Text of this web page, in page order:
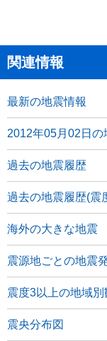
関連情報
最新の地震情報
2012年05月02日の
過去の地震履歴
過去の地震履歴(震
海外の大きな地震
震源地ごとの地震
震度3以上の地域別
震央分布図